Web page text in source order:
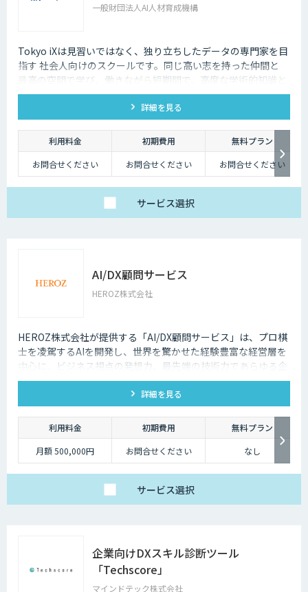
一般財団法人AI人材育成機構
Tokyo iXは見習いではなく、独り立ちしたデータの専門家を目
指す 社会人向けのスクールです。同じ高い志を持った仲間と
最高の空間で学び、働きながら短期間で、高度な学術的知識と
実践能力を身につける最高の機会がここにあります。
詳細を見る
利用料金 初期費用
無料プラン
お問合せください
お問合せください お問合せください
サービス選択
AI/DX顧問サービス
HEROZ株式会社
HEROZ株式会社が提供する「AI/DX顧問サービス」は、プロ棋
士を凌駕するAIを開発し、世界を驚かせた経験豊富な経営層を
中心に、ビジネス視点の発想力、最先端の技術力であらゆる企
業と組織のDXをAIの力でサポートします。
詳細を見る
利用料金 初期費用
無料プラン
月額 500,000円
お問合せください なし
サービス選択
企業向けDXスキル診断ツール
「Techscore」
マインドテック株式会社